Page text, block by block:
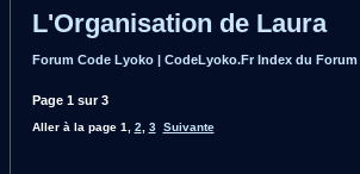
L'Organisation de Laura
Forum Code Lyoko | CodeLyoko.Fr Index du Forum
Page 1sur3
Aller à la page 1 2 3 Suivante